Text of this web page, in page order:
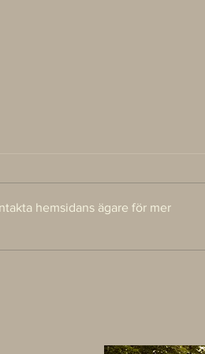
bild väckte
Lyx i
hemsidans ägare för mer